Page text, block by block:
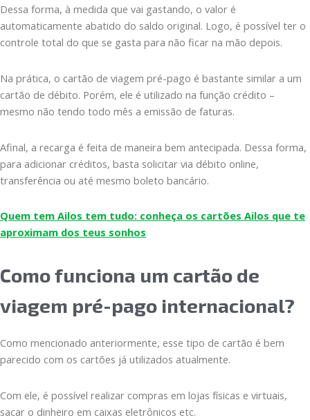
Dessa forma, à medida que vai gastando, o valor é
automaticamente abatido do saldo original. Logo, é possível ter o
controle total do que se gasta para não ficar na mão depois.
Na prática, o cartão de viagem pré-pago é bastante similar a um
cartão de débito. Porém, ele é utilizado na função crédito –
mesmo não tendo todo mês a emissão de faturas.
Afinal, a recarga é feita de maneira bem antecipada. Dessa forma,
para adicionar créditos, basta solicitar via débito online,
transferência ou até mesmo boleto bancário.
Quem tem Ailos tem tudo: conheça os cartões Ailos que te
aproximam dos teus sonhos
Como funciona um cartão de
viagem pré-pago internacional?
Como mencionado anteriormente, esse tipo de cartão é bem
parecido com os cartões já utilizados atualmente.
Com ele, é possível realizar compras em lojas físicas e virtuais,
sacar o dinheiro em caixas eletrônicos etc.